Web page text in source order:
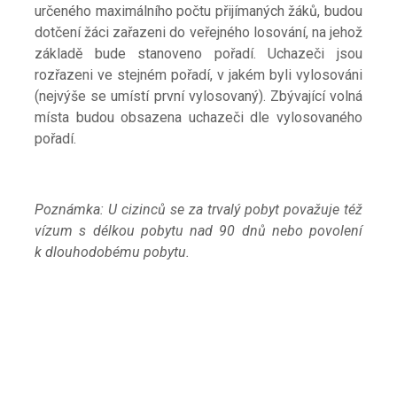
určeného maximálního počtu přijímaných žáků, budou
dotčení žáci zařazeni do veřejného losování, na jehož
základě bude stanoveno pořadí. Uchazeči jsou
rozřazeni ve stejném pořadí, v jakém byli vylosováni
(nejvýše se umístí první vylosovaný). Zbývající volná
místa budou obsazena uchazeči dle vylosovaného
pořadí.
Poznámka: U cizinců se za trvalý pobyt považuje též
vízum s délkou pobytu nad 90 dnů nebo povolení
k dlouhodobému pobytu.